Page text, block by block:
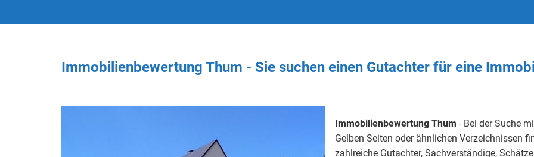
Immobilienbewertung Thum - Sie suchen einen Gutachter für eine
Immobilienbewertung Thum - Bei der Suche
Gelben Seiten oder ähnlichen Verzeichnissen
zahlreiche Gutachter, Sachverständige,